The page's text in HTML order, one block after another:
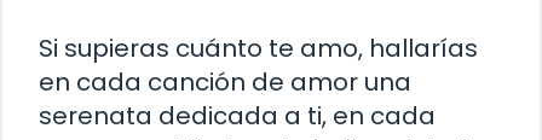
Si supieras cuánto te amo, hallarías
en cada canción de amor una
serenata dedicada a ti, en cada